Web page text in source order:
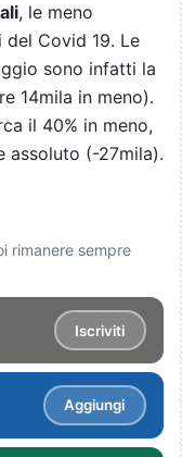
, le meno
Covid 19. Le
sono infatti la
14mila in meno).
il 40% in meno,
assoluto (-27mila).
rimanere sempre
Iscriviti
Aggiungi